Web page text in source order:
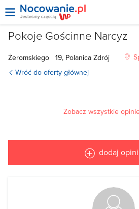
Pokoje Gościnne Narcyz
Żeromskiego 19, Polanica Zdrój
Wróć do oferty głównej
Zobacz wszystkie
dodaj